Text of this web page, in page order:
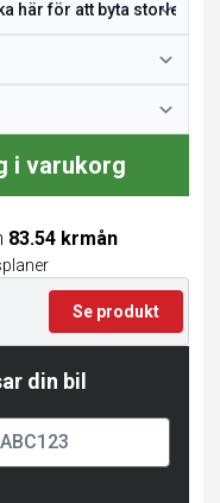
i varukorg
83.54 krmån
Se produkt
din bil